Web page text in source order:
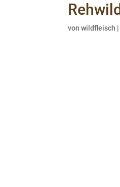
Rehwild
vonwildfleisch |